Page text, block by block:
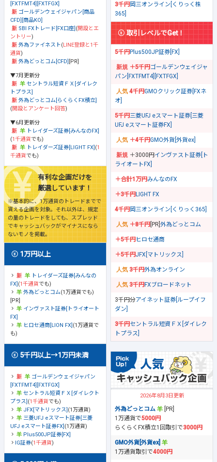
[FXTFMT4][FXTFGX]
ゴールデンウェイジャパン[商品
CFD][商品KO]
SBI FXトレード[FX口座] (開設とエ
ントリー)
外為ファイネスト(LINE登録と1千
通貨)
外為どっとコム[CFD]
[PR]
▼7月更新分
セントラル短資ＦＸ[ダイレク
トプラス]
外為どっとコム[らくらくFX積立]
(開設とアンケート回答)
▼6月更新分
トレイダーズ証券[みんなのFX]
(1千通貨でも)
トレイダーズ証券[LIGHT FX] (1
千通貨でも)
有利な企画だけを
厳選しています！
※基本的に、1万通貨のトレードまでで
貰える企画を対象。それ以外は、規定
の量のトレードをしても、スプレッド
でキャッシュバックがマイナスになら
ないモノを掲載。
1万円以上
トレイダーズ証券[みんなの
FX] (1千通貨でも)
外為どっとコム(1万通貨でも)
[PR]
インヴァスト証券[トライオート
FX]
ヒロセ通商[LION FX] (1万通貨で
も)
5千円以上→1万円未満
ゴールデンウェイジャパン
[FXTFMT4][FXTFGX]
セントラル短資ＦＸ[ダイレクト
プラス] (1千通貨でも)
JFX[マトリックス] (1万通貨)
三菱UFJ eスマート証券[三菱
UFJ eスマート証券FX] (1万通貨)
Plus500JP証券[FX]
IG証券(1千通貨)
3千円岡三オンライン[くりっく株
365]
取引レベルでGet！
5千円Plus500JP証券[FX]
＋5千円ゴールデンウェイジャ
パン[FXTFMT4][FXTFGX]
4千円GMOクリック証券[FXネ
オ]
5千円三菱UFJ eスマート証券[三菱
UFJ eスマート証券FX]
＋4千円GMO外貨[外貨ex]
＋3000円インヴァスト証券[ト
ライオートFX]
＋合計1万円みんなのFX
＋3千円LIGHT FX
4千円岡三オンライン[くりっく365]
＋8千円 [PR] 外為どっとコム
＋5千円ヒロセ通商
＋5千円JFX[マトリックス]
3千円外為オンライン
3千円FXブロードネット
3千円分アイネット証券[ループイフ
ダン]
3千円セントラル短資ＦＸ[ダイレク
トプラス]
2026年8月3日更新
外為どっとコム
[PR]
1万通貨で5000円
らくらくFX積立1回取引で3000円
GMO外貨[外貨ex]
1万通貨取引で4000円